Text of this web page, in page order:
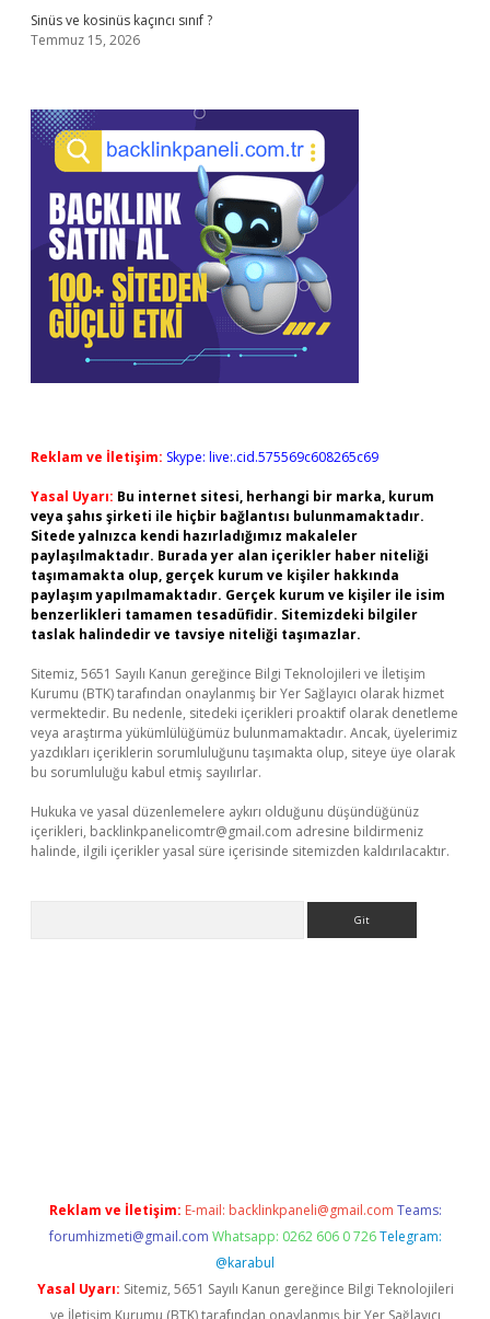
Sinüs ve kosinüs kaçıncı sınıf ?
Temmuz 15, 2026
Reklam ve İletişim: Skype: live:.cid.575569c608265c69
Yasal Uyarı: Bu internet sitesi, herhangi bir marka, kurum
veya şahıs şirketi ile hiçbir bağlantısı bulunmamaktadır.
Sitede yalnızca kendi hazırladığımız makaleler
paylaşılmaktadır. Burada yer alan içerikler haber niteliği
taşımamakta olup, gerçek kurum ve kişiler hakkında
paylaşım yapılmamaktadır. Gerçek kurum ve kişiler ile isim
benzerlikleri tamamen tesadüfidir. Sitemizdeki bilgiler
taslak halindedir ve tavsiye niteliği taşımazlar.
Sitemiz, 5651 Sayılı Kanun gereğince Bilgi Teknolojileri ve İletişim
Kurumu (BTK) tarafından onaylanmış bir Yer Sağlayıcı olarak hizmet
vermektedir. Bu nedenle, sitedeki içerikleri proaktif olarak denetleme
veya araştırma yükümlülüğümüz bulunmamaktadır. Ancak, üyelerimiz
yazdıkları içeriklerin sorumluluğunu taşımakta olup, siteye üye olarak
bu sorumluluğu kabul etmiş sayılırlar.
Hukuka ve yasal düzenlemelere aykırı olduğunu düşündüğünüz
içerikleri, backlinkpanelicomtr@gmail.com adresine bildirmeniz
halinde, ilgili içerikler yasal süre içerisinde sitemizden kaldırılacaktır.
Reklam ve İletişim: E-mail: backlinkpaneli@gmail.com Teams:
forumhizmeti@gmail.com Whatsapp: 0262 606 0 726 Telegram:
@karabul
Yasal Uyarı: Sitemiz, 5651 Sayılı Kanun gereğince Bilgi Teknolojileri
ve İletişim Kurumu (BTK) tarafından onaylanmış bir Yer Sağlayıcı